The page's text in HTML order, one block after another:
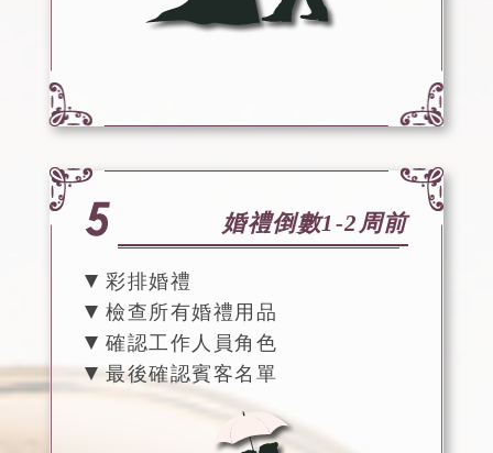
婚禮倒數1-2周前
彩排婚禮
檢查所有婚禮用品
確認工作人員角色
最後確認賓客名單